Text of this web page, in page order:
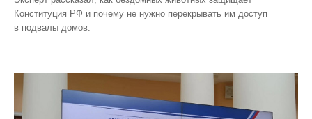
Конституция РФ и почему не нужно перекрывать им доступ
в подвалы домов.